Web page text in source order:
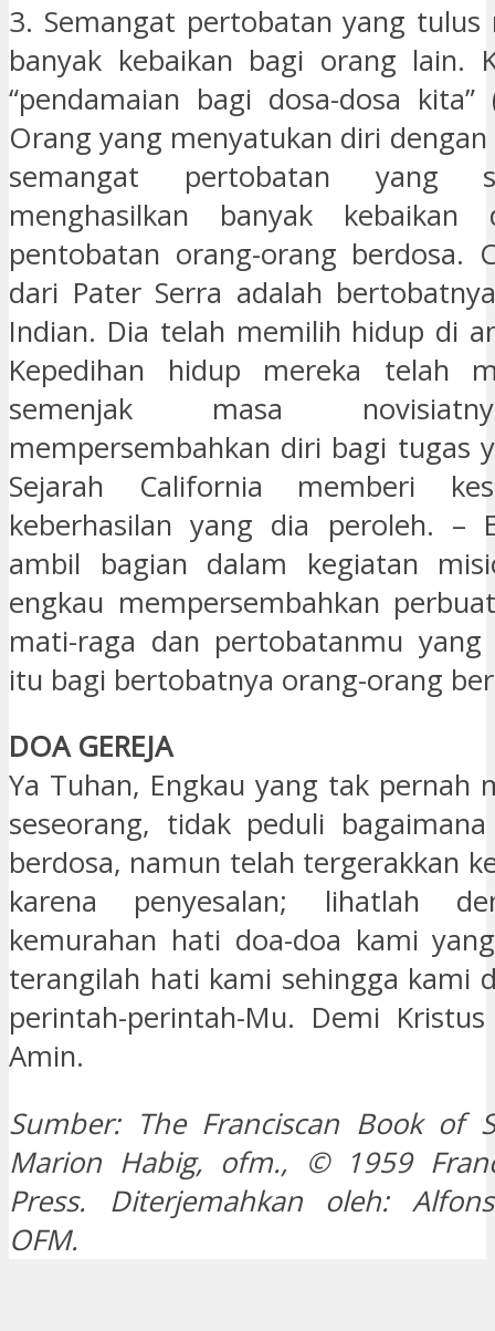
3. Semangat pertobatan yang tulus
banyak kebaikan bagi orang lain.
“pendamaian bagi dosa-dosa
Orang yang menyatukan diri
semangat pertobatan yang
menghasilkan banyak kebaikan
pentobatan orang-orang berdosa.
dari Pater Serra adalah
Indian. Dia telah memilih hidup di
Kepedihan hidup mereka telah
semenjak masa
mempersembahkan diri bagi tugas
Sejarah California memberi
keberhasilan yang dia peroleh. –
ambil bagian dalam kegiatan
engkau mempersembahkan
mati-raga dan pertobatanmu yang
itu bagi bertobatnya orang-orang
DOA GEREJA
Ya Tuhan, Engkau yang tak pernah
seseorang, tidak peduli
berdosa, namun telah tergerakkan
karena penyesalan; lihatlah
kemurahan hati doa-doa kami
terangilah hati kami sehingga kami
perintah-perintah-Mu. Demi
Amin.
Sumber: The Franciscan Book of
Marion Habig, ofm., © 1959
Press. Diterjemahkan oleh:
OFM.